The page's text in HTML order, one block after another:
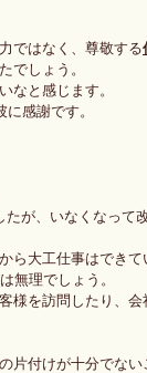
ではなく、尊敬する
でしょう。
なと感じます。
感謝です。
が、いなくなって
ら大工仕事はできて
無理でしょう。
様を訪問したり、
片付けが十分でない